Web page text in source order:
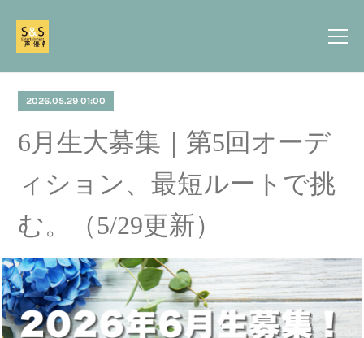
2026.05.29 01:00
6月生大募集｜第5回オーデ
ィション、最短ルートで挑
む。（5/29更新）